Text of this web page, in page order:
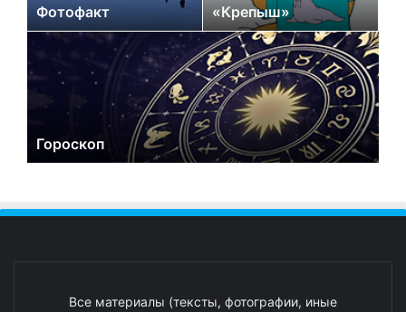
Фотофакт «Крепыш»
Гороскоп
Все материалы (тексты, фотографии, иные